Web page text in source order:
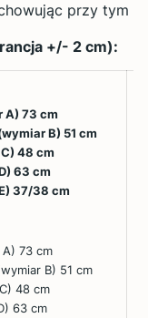
przy tym
+/- 2 cm):
A) 73 cm
B) 51 cm
48 cm
63 cm
37/38 cm
A) 73 cm
B) 51 cm
48 cm
63 cm